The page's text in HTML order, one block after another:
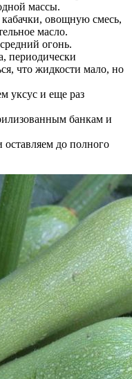
массы.
овощную смесь,
масло.
огонь.
периодически
что жидкости мало, но
уксус и еще раз
банкам и
до полного